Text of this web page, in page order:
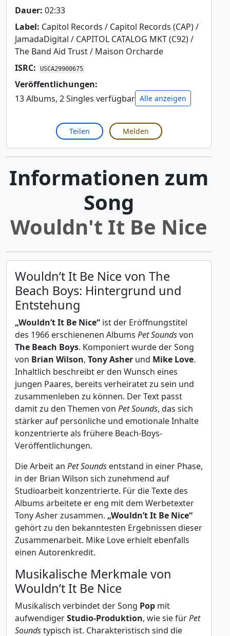
Dauer: 02:33
Label: Capitol Records / Capitol Records (CAP) /
JamadaDigital / CAPITOL CATALOG MKT (C92) /
The Band Aid Trust / Maison Orcharde
ISRC:
USCA29900675
Veröffentlichungen:
13 Albums, 2 Singles verfügbar Alle anzeigen
Teilen Melden
Informationen zum
Song
Wouldn't It Be Nice
Wouldn’t It Be Nice von The
Beach Boys: Hintergrund und
Entstehung
„Wouldn’t It Be Nice“ ist der Eröffnungstitel
des 1966 erschienenen Albums Pet Soundsvon
The Beach Boys. Komponiert wurde der Song
von Brian Wilson, Tony Asher und Mike Love.
Inhaltlich beschreibt er den Wunsch eines
jungen Paares, bereits verheiratet zu sein und
zusammenleben zu können. Der Text passt
damit zu den Themen von Pet Sounds, das sich
stärker auf persönliche und emotionale Inhalte
konzentrierte als frühere Beach-Boys-
Veröffentlichungen.
Die Arbeit an Pet Sounds entstand in einer Phase,
in der Brian Wilson sich zunehmend auf
Studioarbeit konzentrierte. Für die Texte des
Albums arbeitete er eng mit dem Werbetexter
Tony Asher zusammen. „Wouldn’t It Be Nice“
gehört zu den bekanntesten Ergebnissen dieser
Zusammenarbeit. Mike Love erhielt ebenfalls
einen Autorenkredit.
Musikalische Merkmale von
Wouldn’t It Be Nice
Musikalisch verbindet der Song Pop mit
aufwendigerStudio-Produktion, wie sie fürPet
Soundstypisch ist. Charakteristisch sind die